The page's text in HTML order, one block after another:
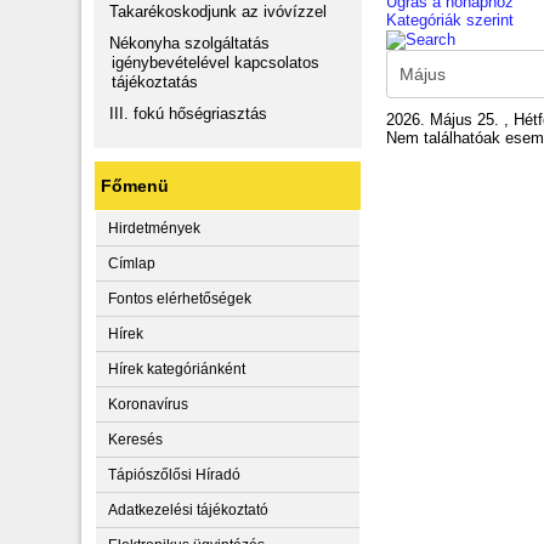
Takarékoskodjunk az ivóvízzel
Nékonyha szolgáltatás
igénybevételével kapcsolatos
tájékoztatás
III. fokú hőségriasztás
Főmenü
Hirdetmények
Címlap
Fontos elérhetőségek
Hírek
Hírek kategóriánként
Koronavírus
Keresés
Tápiószőlősi Híradó
Adatkezelési tájékoztató
Kategóriák szerint
2026. Május 25. ,
Nem találhatóak